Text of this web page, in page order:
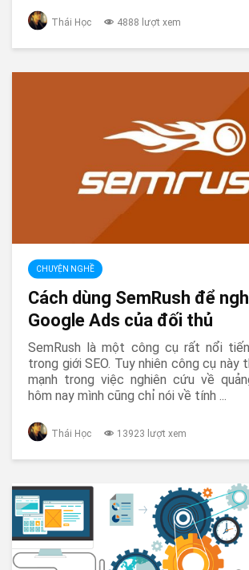
Thái Học 4888 lượt xem
CHUYỆN NGHỀ
Cách dùng SemRush để
Google Ads của đối thủ
SemRush là một công cụ rất nổi
trong giới SEO. Tuy nhiên công cụ
mạnh trong việc nghiên cứu về
hôm nay mình cũng chỉ nói về tính ...
Thái Học 13923 lượt xem